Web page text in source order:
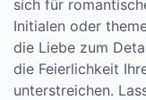
sich für
Initialen oder
die Liebe zum
die Feierlichkeit
unterstreichen.